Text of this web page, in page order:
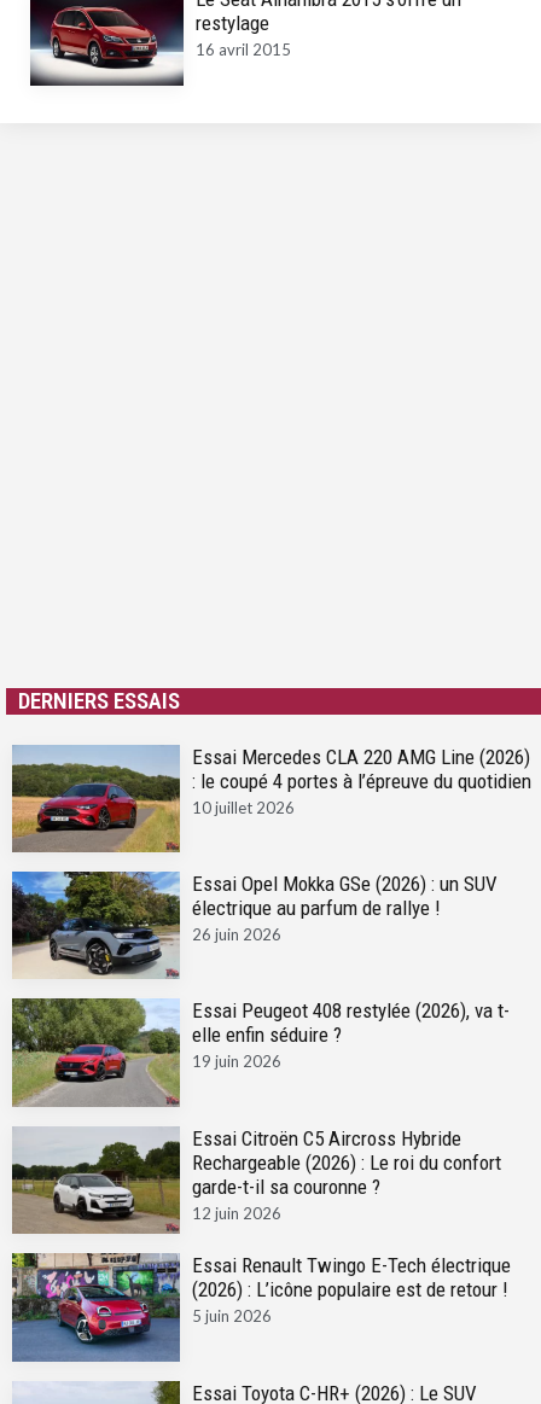
restylage
16 avril 2015
DERNIERS ESSAIS
Essai Mercedes CLA 220 AMG Line (2026)
: le coupé 4 portes à l’épreuve du quotidien
10 juillet 2026
Essai Opel Mokka GSe (2026) : un SUV
électrique au parfum de rallye !
26 juin 2026
Essai Peugeot 408 restylée (2026), va t-
elle enfin séduire ?
19 juin 2026
Essai Citroën C5 Aircross Hybride
Rechargeable (2026) : Le roi du confort
garde-t-il sa couronne ?
12 juin 2026
Essai Renault Twingo E-Tech électrique
(2026) : L’icône populaire est de retour !
5 juin 2026
Essai Toyota C-HR+ (2026) : Le SUV